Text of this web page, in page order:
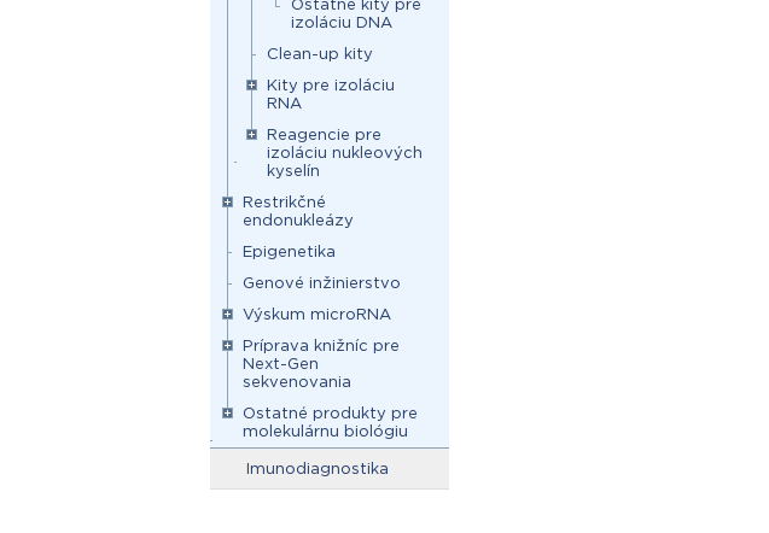
Ostatné kity pre
izoláciu DNA
Clean-up kity
Kity pre izoláciu
RNA
Reagencie pre
izoláciu nukleových
kyselín
Restrikčné
endonukleázy
Epigenetika
Genové inžinierstvo
Výskum microRNA
Príprava knižníc pre
Next-Gen
sekvenovania
Ostatné produkty pre
molekulárnu biológiu
Imunodiagnostika